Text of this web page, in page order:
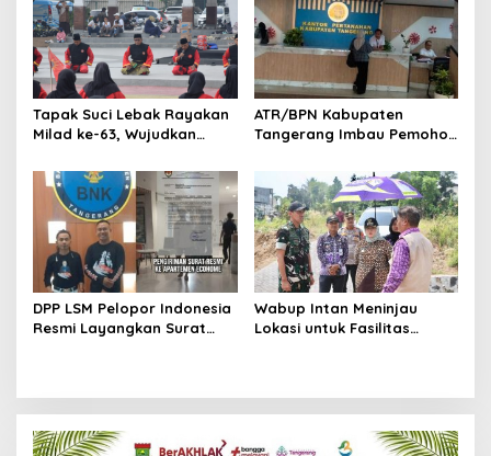
Tapak Suci Lebak Rayakan
Milad ke-63, Wujudkan
Menuju Kancah Dunia
ATR/BPN Kabupaten
Tangerang Imbau Pemohon
Berkas Mandek
DPP LSM Pelopor Indonesia
Resmi Layangkan Surat
Wabup Intan Meninjau
Lokasi untuk Fasilitas